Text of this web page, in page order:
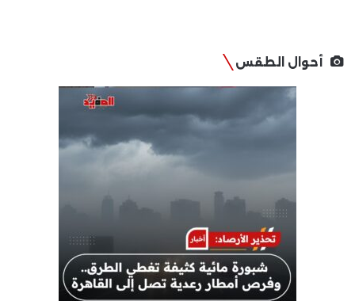
أحوال الطقس